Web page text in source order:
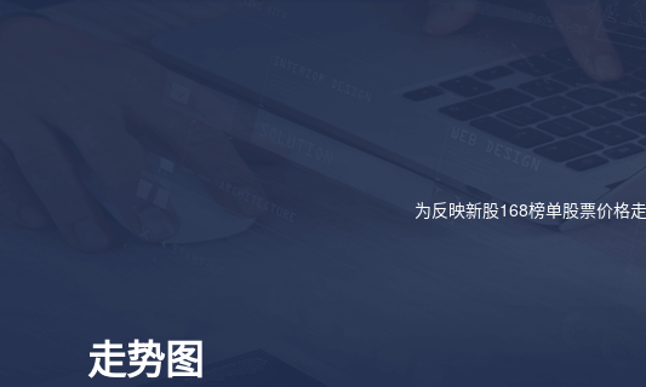
为反映新股168榜单股票价格
走势图